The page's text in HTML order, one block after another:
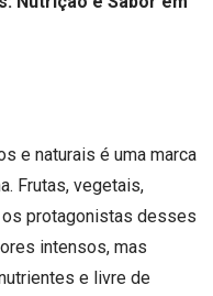
e naturais é uma marca
Frutas, vegetais,
protagonistas desses
intensos, mas
e livre de